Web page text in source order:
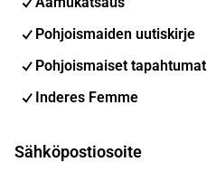
Pohjoismaiden uutiskirje
Pohjoismaiset tapahtumat
Inderes Femme
Sähköpostiosoite